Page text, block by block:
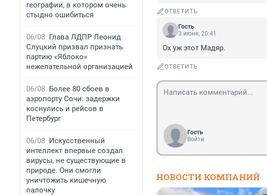
географии, в котором очень
стыдно ошибиться
06/08 Глава ЛДПР Леонид
Слуцкий призвал признать
партию «Яблоко»
нежелательной организацией
06/08 Более 80 сбоев в
аэропорту Сочи: задержки
коснулись и рейсов в
Петербург
06/08 Искусственный
интеллект впервые создал
вирусы, не существующие в
природе. Они смогли
уничтожить кишечную
палочку
ОТВЕТИТЬ
Гость
3 июня, 20:41
Ох уж этот Мадяр.
ОТВЕТИТЬ
Гость
Войти
НОВОСТИ КОМПАНИЙ